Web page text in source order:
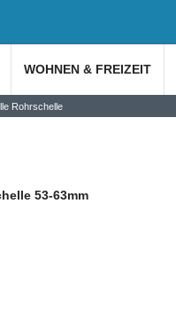
WOHNEN & FREIZEIT
Rohrschelle
53-63mm